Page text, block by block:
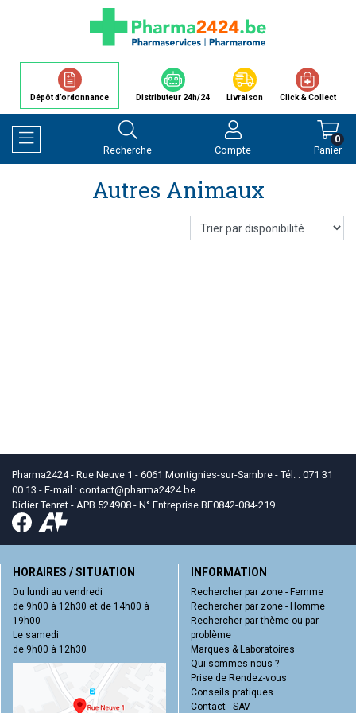
Dépôt d’ordonnance Distributeur 24h/24 Livraison Click & Collect
Afficher la navigation
Recherche Compte Panier
0
Autres Animaux
Pharma2424 - Rue Neuve 1 - 6061 Montignies-sur-Sambre - Tél. : 071 31
00 13 - E-mail : contact@pharma2424.be
Didier Tenret - APB 524908 - N° Entreprise BE0842-084-219
HORAIRES / SITUATION
Du lundi au vendredi
de 9h00 à 12h30 et de 14h00 à
19h00
Le samedi
de 9h00 à 12h30
INFORMATION
Rechercher par zone - Femme
Rechercher par zone - Homme
Rechercher par thème ou par
problème
Marques & Laboratoires
Qui sommes nous ?
Prise de Rendez-vous
Conseils pratiques
Contact - SAV